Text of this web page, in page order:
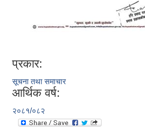
प्रकार:
सूचना तथा समाचार
आर्थिक वर्ष:
२०८१/०८२